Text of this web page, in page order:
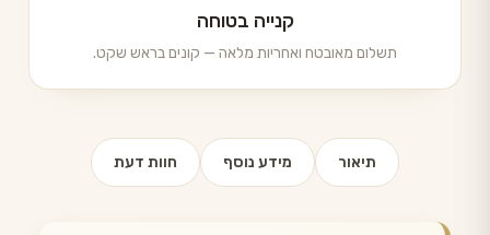
קנייה בטוחה
תשלום מאובטח ואחריות מלאה — קונים בראש שקט.
תיאור מידע נוסף חוות דעת